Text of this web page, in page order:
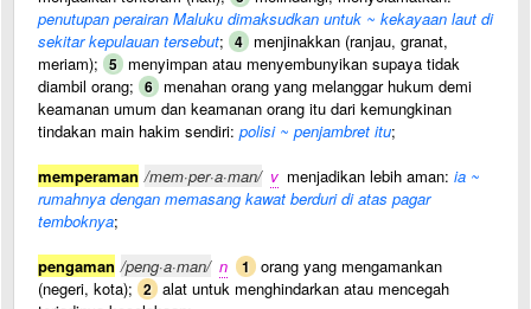
penutupan perairan Maluku dimaksudkan untuk ~ kekayaan laut di
sekitar kepulauan tersebut; 4 menjinakkan (ranjau, granat,
meriam); 5 menyimpan atau menyembunyikan supaya tidak
diambil orang; 6 menahan orang yang melanggar hukum demi
keamanan umum dan keamanan orang itu dari kemungkinan
tindakan main hakim sendiri: polisi ~ penjambret itu;
memperaman /mem·per·a·man/ v menjadikan lebih aman: ia ~
rumahnya dengan memasang kawat berduri di atas pagar
temboknya;
pengaman /peng·a·man/ n 1 orang yang mengamankan
(negeri, kota); 2 alat untuk menghindarkan atau mencegah